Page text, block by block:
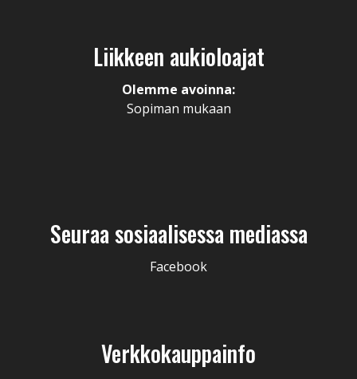
Liikkeen aukioloajat
Olemme avoinna:
Sopiman mukaan
Seuraa sosiaalisessa mediassa
Facebook
Verkkokauppainfo